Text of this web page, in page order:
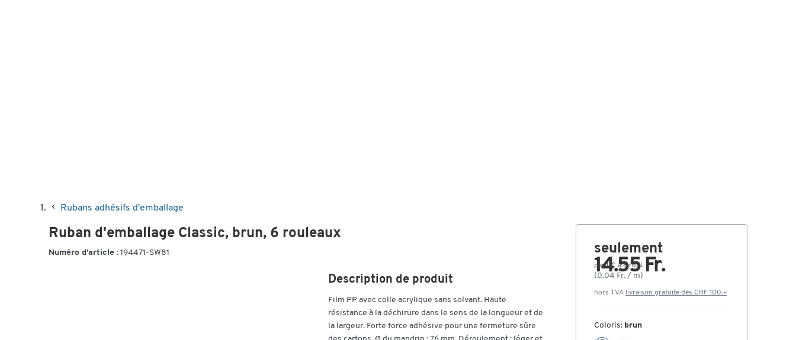
Rubans adhésifs d'emballage
Ruban d'emballage Classic, brun, 6 rouleaux
Numéro d’article : 194471-SW81
Description de produit
Film PP avec colle acrylique sans solvant. Haute
résistance à la déchirure dans le sens de la longueur et de
la largeur. Forte force adhésive pour une fermeture sûre
seulement
14.55 Fr.
par UC à 6 roul.
(0.04 Fr. / m)
hors TVA livraison gratuite dès CHF 100.–
Coloris: brun